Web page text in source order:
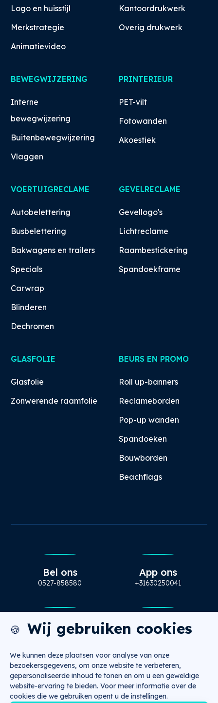
Logo en huisstijl
Merkstrategie
Animatievideo
Kantoordrukwerk
Overig drukwerk
BEWEGWIJZERING
Interne
bewegwijzering
Buitenbewegwijzering
Vlaggen
PRINTERIEUR
PET-vilt
Fotowanden
Akoestiek
VOERTUIGRECLAME
Autobelettering
Busbelettering
Bakwagens en trailers
Specials
Carwrap
Blinderen
Dechromen
GEVELRECLAME
Gevellogo's
Lichtreclame
Raambestickering
Spandoekframe
GLASFOLIE
Glasfolie
Zonwerende raamfolie
BEURS EN PROMO
Roll up-banners
Reclameborden
Pop-up wanden
Spandoeken
Bouwborden
Beachflags
Bel ons
0527-858580
App ons
+31630250041
Mail ons
info@nugtr.nl
Bezoek ons
Ecopark 63, Emmeloord
Copyright 2026 © NUGTRAlgemene voorwaarden
🍪 Wij gebruiken cookies
We kunnen deze plaatsen voor analyse van onze
bezoekersgegevens, om onze website te verbeteren,
gepersonaliseerde inhoud te tonen en om u een geweldige
website-ervaring te bieden. Voor meer informatie over de
cookies die we gebruiken opent u de instellingen.